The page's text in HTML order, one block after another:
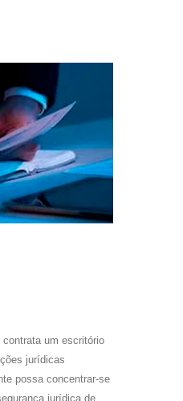
um escritório
jurídicas
possa concentrar-se
jurídica de